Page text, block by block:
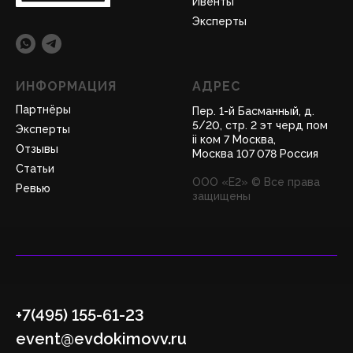
Эксперты
ИНФОРМАЦИЯ
Партнёры
Эксперты
Отзывы
Статьи
Ревью
АДРЕС
Пер. 1-й Басманный, д.
5/20, стр. 2 эт черд пом
ii ком 7 Москва,
Москва 107 078 Россия
ООО «Е2» © Все права
защищены
+7(495) 155-61-23
event@evdokimovv.ru